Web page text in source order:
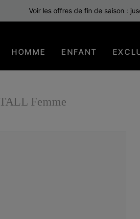
Voir les offres de fin de saison :
HOMME ENFANT
Femme